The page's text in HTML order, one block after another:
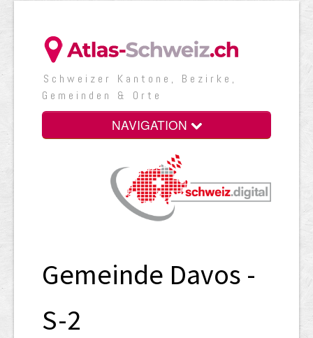
Schweizer Kantone, Bezirke,
Gemeinden & Orte
NAVIGATION
Gemeinde Davos -
S-2